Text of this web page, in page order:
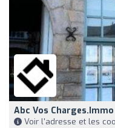
Abc Vos Charges.immo
Voir l'adresse et les